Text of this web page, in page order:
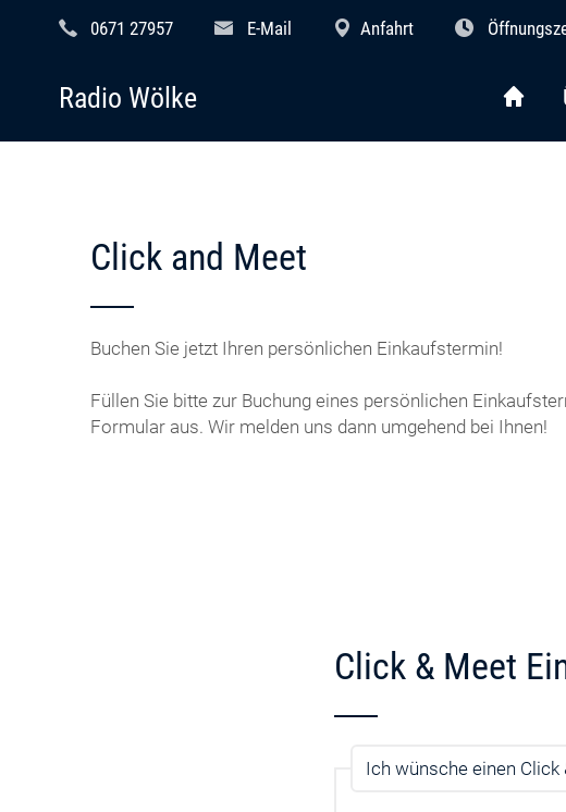
0671 27957 E-Mail Anfahrt
Radio Wölke
Click and Meet
Buchen Sie jetzt Ihren persönlichen Einkaufstermin!
Füllen Sie bitte zur Buchung eines persönlichen
Formular aus. Wir melden uns dann umgehend bei Ihnen!
Click & Meet
Ich wünsche einen Click